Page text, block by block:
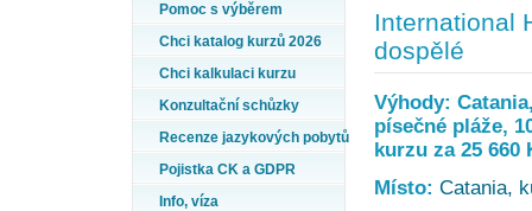
Pomoc s výběrem
Chci katalog kurzů 2026
Chci kalkulaci kurzu
Konzultační schůzky
Recenze jazykových pobytů
Pojistka CK a GDPR
Info, víza
International
dospělé
Výhody:
písečné pláže,
kurzu za 25 660
Místo: Catania,